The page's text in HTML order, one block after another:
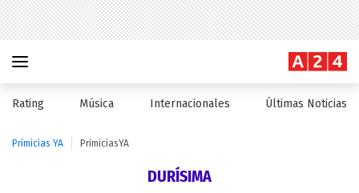
Rating Música Internacionales Últimas Noticias
Primicias YA PrimiciasYA
DURÍSIMA